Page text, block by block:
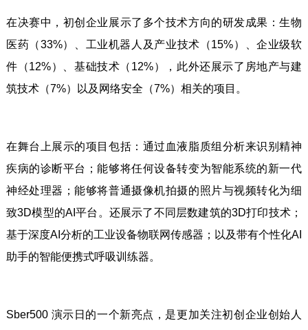
在决赛中，初创企业展示了多个技术方向的研发成果：生物
医药（33%）、工业机器人及产业技术（15%）、企业级软
件（12%）、基础技术（12%），此外还展示了房地产与建
筑技术（7%）以及网络安全（7%）相关的项目。
在舞台上展示的项目包括：通过血液脂质组分析来识别精神
疾病的诊断平台；能够将任何设备转变为智能系统的新一代
神经处理器；能够将普通摄像机拍摄的照片与视频转化为细
致3D模型的AI平台。还展示了不同层数建筑的3D打印技术；
基于深度AI分析的工业设备物联网传感器；以及带有个性化AI
助手的智能便携式呼吸训练器。
Sber500 演示日的一个新亮点，是更加关注初创企业创始人